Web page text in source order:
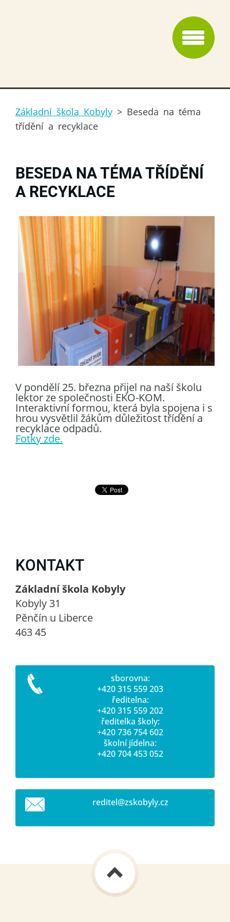
Základní škola Kobyly > Beseda na téma
třídění a recyklace
BESEDA NA TÉMA TŘÍDĚNÍ
A RECYKLACE
V pondělí 25. března přijel na naší školu
lektor ze společnosti EKO-KOM.
Interaktivní formou, která byla spojena i s
hrou vysvětlil žákům důležitost třídění a
recyklace odpadů.
Fotky zde.
KONTAKT
Základní škola Kobyly
Kobyly 31
Pěnčín u Liberce
463 45
sborovna:
+420 315 559 203
ředitelna:
+420 315 559 202
ředitelka školy:
+420 736 754 602
školní jídelna:
+420 704 453 052
reditel@zskobyly.cz